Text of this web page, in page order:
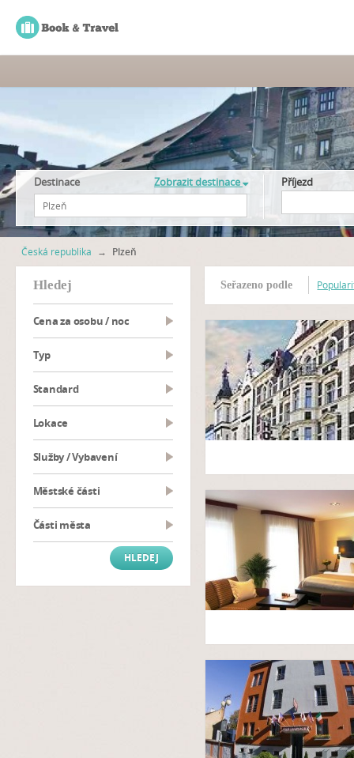
Destinace Zobrazit destinace Příjezd
Česká republika → Plzeň
hledej
Cena za osobu / noc
typ
Standard
Lokace
Služby / Vybavení
Městské části
Části města
Seřazeno podle